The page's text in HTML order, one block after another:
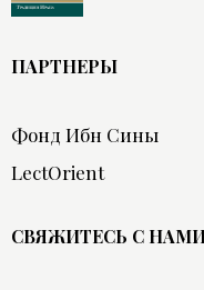
ПАРТНЕРЫ
Фонд Ибн Сины
LectOrient
СВЯЖИТЕСЬ С